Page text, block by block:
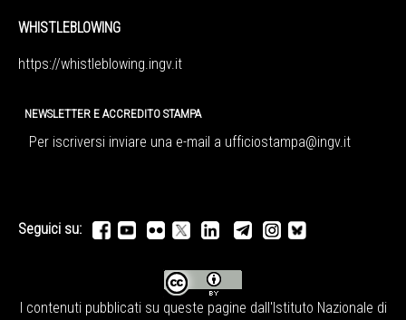
WHISTLEBLOWING
https://whistleblowing.ingv.it
NEWSLETTER E ACCREDITO STAMPA
Per iscriversi inviare una e-mail a ufficiostampa@ingv.it
Seguici su:
I contenuti pubblicati su queste pagine dall' Istituto Nazionale di